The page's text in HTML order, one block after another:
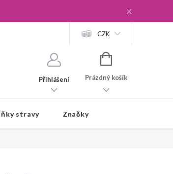
CZK
Přihlášení
NÁKUPNÍ
KOŠÍK
Prázdný košík
stravy Značky